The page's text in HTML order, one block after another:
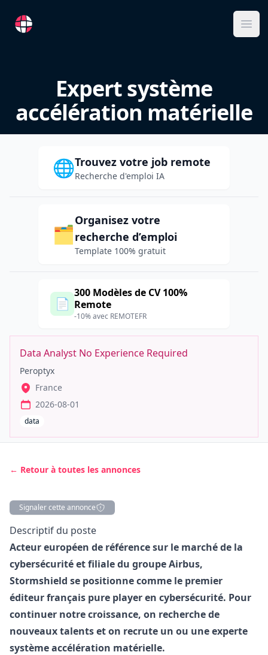
RemoteFR
Expert système
accélération matérielle
🌐Trouvez votre job remote
Recherche d'emploi IA
🗂️
Organisez votre
recherche d’emploi
Template 100% gratuit
📄
300 Modèles de CV 100%
Remote
-10% avec REMOTEFR
Data Analyst No Experience Required
Peroptyx
France
2026-08-01
data
← Retour à toutes les annonces
Signaler cette annonce
Description
Descriptif du poste
Acteur européen de référence sur le marché de la
cybersécurité et filiale du groupe Airbus,
Stormshield se positionne comme le premier
éditeur français pure player en cybersécurité. Pour
continuer notre croissance, on recherche de
nouveaux talents et on recrute un ou une experte
système accélération matérielle.